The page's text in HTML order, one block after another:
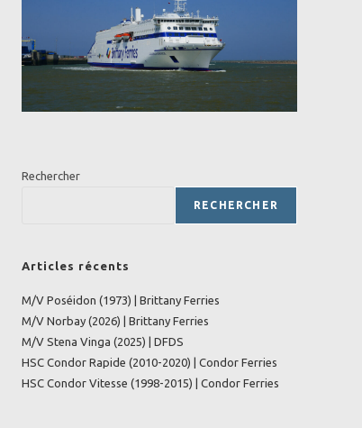
Rechercher
RECHERCHER
Articles récents
M/V Poséidon (1973) | Brittany Ferries
M/V Norbay (2026) | Brittany Ferries
M/V Stena Vinga (2025) | DFDS
HSC Condor Rapide (2010-2020) | Condor Ferries
HSC Condor Vitesse (1998-2015) | Condor Ferries